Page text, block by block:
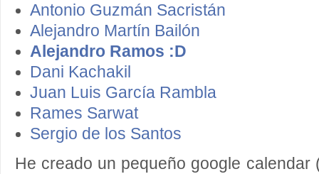
Antonio Guzmán Sacristán
Alejandro Martín Bailón
Alejandro Ramos :D
Dani Kachakil
Juan Luis García Rambla
Rames Sarwat
Sergio de los Santos
He creado un pequeño google calendar